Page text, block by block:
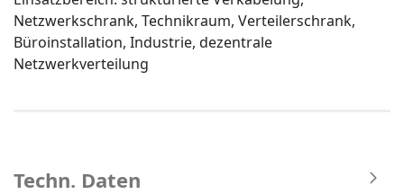
Netzwerkschrank, Technikraum, Verteilerschrank,
Büroinstallation, Industrie, dezentrale
Netzwerkverteilung
Techn. Daten